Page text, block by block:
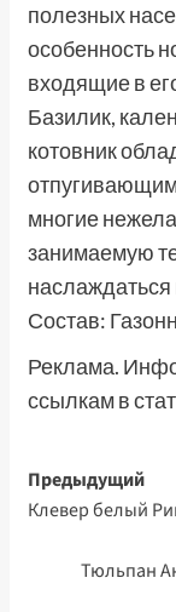
полезных
особенность
входящие в
Базилик,
котовник
отпугивающим
многие
занимаемую
Состав:
Реклама.
ссылкам в
записи
Предыдущий
Клевер белый
Тюльпан